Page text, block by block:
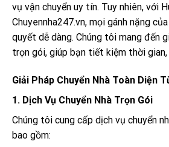
vụ vận chuyển uy tín. Tuy nhiên, với
Chuyennha247.vn, mọi gánh nặng
quyết dễ dàng. Chúng tôi mang đến
trọn gói, giúp bạn tiết kiệm thời
Giải Pháp Chuyển Nhà Toàn Diện
1. Dịch Vụ Chuyển Nhà Trọn Gói
Chúng tôi cung cấp dịch vụ chuyển
bao gồm: